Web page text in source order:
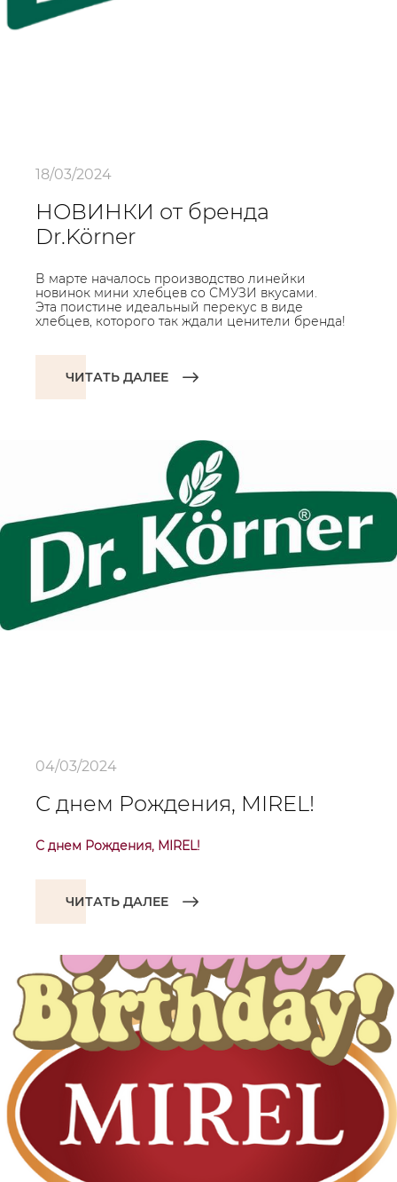
18/03/2024
НОВИНКИ от бренда
Dr.Körner
В марте началось производство линейки
новинок мини хлебцев со СМУЗИ вкусами.
Эта поистине идеальный перекус в виде
хлебцев, которого так ждали ценители бренда!
ЧИТАТЬ ДАЛЕЕ
04/03/2024
С днем Рождения, MIREL!
С днем Рождения, MIREL!
ЧИТАТЬ ДАЛЕЕ